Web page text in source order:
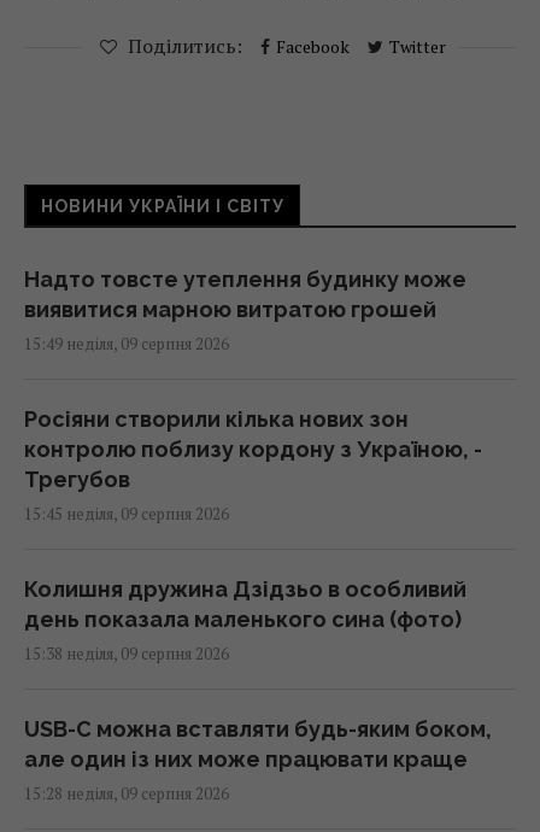
Поділитись: Facebook Twitter
НОВИНИ УКРАЇНИ І СВІТУ
Надто товсте утеплення будинку може
виявитися марною витратою грошей
15:49 неділя, 09 серпня 2026
Росіяни створили кілька нових зон
контролю поблизу кордону з Україною, -
Трегубов
15:45 неділя, 09 серпня 2026
Колишня дружина Дзідзьо в особливий
день показала маленького сина (фото)
15:38 неділя, 09 серпня 2026
USB-C можна вставляти будь-яким боком,
але один із них може працювати краще
15:28 неділя, 09 серпня 2026